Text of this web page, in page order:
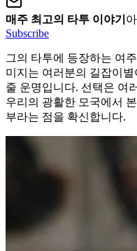
매주 최고의 타투 이야기
Subscribe
그의 타투에 등장하는 여
미지는 여러분의 길잡이
줄 운명입니다. 선택은 여
우리의 광활한 모국에서
부라는 점을 확신합니다.